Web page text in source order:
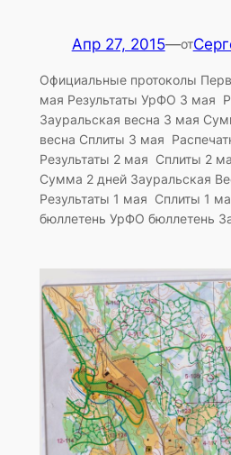
Апр 27, 2015—от
Официальные протоколы
мая Результаты УрФО 3 мая
Зауральская весна 3 мая
весна Сплиты 3 мая
Результаты 2 мая Сплиты 2
Сумма 2 дней Зауральская
Результаты 1 мая Сплиты 1
бюллетень УрФО бюллетень